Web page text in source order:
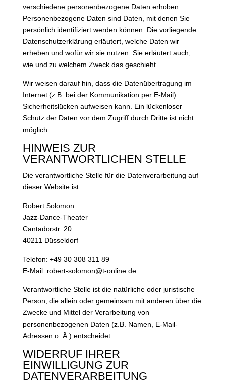
verschiedene personenbezogene Daten erhoben.
Personenbezogene Daten sind Daten, mit denen Sie
persönlich identifiziert werden können. Die vorliegende
Datenschutzerklärung erläutert, welche Daten wir
erheben und wofür wir sie nutzen. Sie erläutert auch,
wie und zu welchem Zweck das geschieht.
Wir weisen darauf hin, dass die Datenübertragung im
Internet (z.B. bei der Kommunikation per E-Mail)
Sicherheitslücken aufweisen kann. Ein lückenloser
Schutz der Daten vor dem Zugriff durch Dritte ist nicht
möglich.
HINWEIS ZUR
VERANTWORTLICHEN STELLE
Die verantwortliche Stelle für die Datenverarbeitung auf
dieser Website ist:
Robert Solomon
Jazz-Dance-Theater
Cantadorstr. 20
40211 Düsseldorf
Telefon: +49 30 308 311 89
E-Mail: robert-solomon@t-online.de
Verantwortliche Stelle ist die natürliche oder juristische
Person, die allein oder gemeinsam mit anderen über die
Zwecke und Mittel der Verarbeitung von
personenbezogenen Daten (z.B. Namen, E-Mail-
Adressen o. Ä.) entscheidet.
WIDERRUF IHRER
EINWILLIGUNG ZUR
DATENVERARBEITUNG